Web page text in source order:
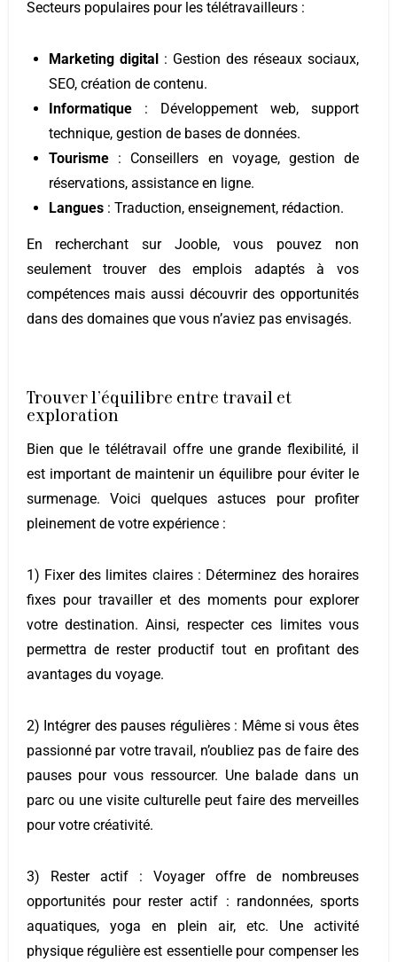
Secteurs populaires pour les télétravailleurs :
Marketing digital
: Gestion des réseaux sociaux,
SEO, création de contenu.
Informatique : Développement web, support
technique, gestion de bases de données.
Tourisme : Conseillers en voyage, gestion de
réservations, assistance en ligne.
Langues : Traduction, enseignement, rédaction.
En recherchant sur Jooble, vous pouvez non
seulement trouver des emplois adaptés à vos
compétences mais aussi découvrir des opportunités
dans des domaines que vous n’aviez pas envisagés.
Trouver l’équilibre entre travail et
exploration
Bien que le télétravail offre une grande flexibilité, il
est important de maintenir un équilibre pour éviter le
surmenage. Voici quelques astuces pour profiter
pleinement de votre expérience :
1) Fixer des limites claires : Déterminez des horaires
fixes pour travailler et des moments pour explorer
votre destination. Ainsi, respecter ces limites vous
permettra de rester productif tout en profitant des
avantages du voyage.
2) Intégrer des pauses régulières : Même si vous êtes
passionné par votre travail, n’oubliez pas de faire des
pauses pour vous ressourcer. Une balade dans un
parc ou une visite culturelle peut faire des merveilles
pour votre créativité.
3) Rester actif : Voyager offre de nombreuses
opportunités pour rester actif : randonnées, sports
aquatiques, yoga en plein air, etc. Une activité
physique régulière est essentielle pour compenser les